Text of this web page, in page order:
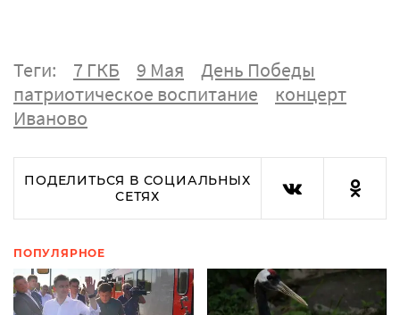
Теги: 7 ГКБ 9 Мая
День Победы
патриотическое воспитание
концерт
Иваново
ПОДЕЛИТЬСЯ В СОЦИАЛЬНЫХ
СЕТЯХ
ПОПУЛЯРНОЕ